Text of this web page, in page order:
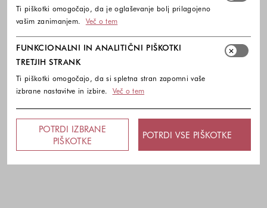
Ti piškotki omogočajo, da je oglaševanje bolj prilagojeno
vašim zanimanjem.
Več o tem
FUNKCIONALNI IN ANALITIČNI PIŠKOTKI
TRETJIH STRANK
Ti piškotki omogočajo, da si spletna stran zapomni vaše
izbrane nastavitve in izbire.
Več o tem
POTRDI IZBRANE
PIŠKOTKE
POTRDI VSE PIŠKOTKE